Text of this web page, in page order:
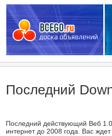
Последний
Последний действующий Веб
интернет до 2008 года. Вас